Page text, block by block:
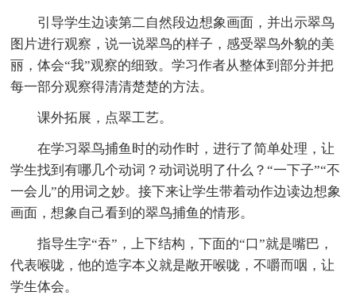
引导学生边读第二自然段边想象画面，并出示翠鸟
图片进行观察，说一说翠鸟的样子，感受翠鸟外貌的美
丽，体会“我”观察的细致。学习作者从整体到部分并把
每一部分观察得清清楚楚的方法。
课外拓展，点翠工艺。
在学习翠鸟捕鱼时的动作时，进行了简单处理，让
学生找到有哪几个动词？动词说明了什么？“一下子”“不
一会儿”的用词之妙。接下来让学生带着动作边读边想象
画面，想象自己看到的翠鸟捕鱼的情形。
指导生字“吞”，上下结构，下面的“口”就是嘴巴，
代表喉咙，他的造字本义就是敞开喉咙，不嚼而咽，让
学生体会。